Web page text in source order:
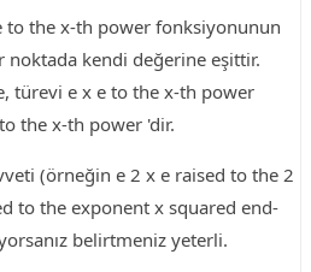
to the x-th power fonksiyonunun
noktada kendi değerine eşittir.
türevi e x e to the x-th power
the x-th power 'dir.
(örneğin e 2 x e raised to the 2
to the exponent x squared end-
belirtmeniz yeterli.